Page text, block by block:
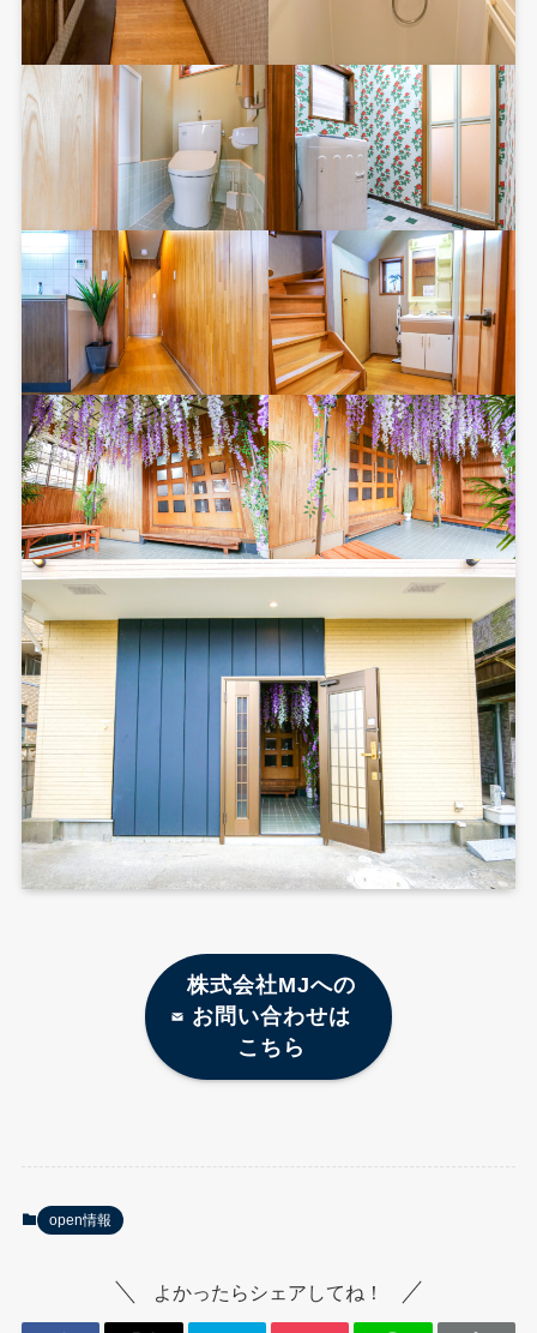
株式会社MJへの
お問い合わせは
こちら
open情報
よかったらシェアしてね！